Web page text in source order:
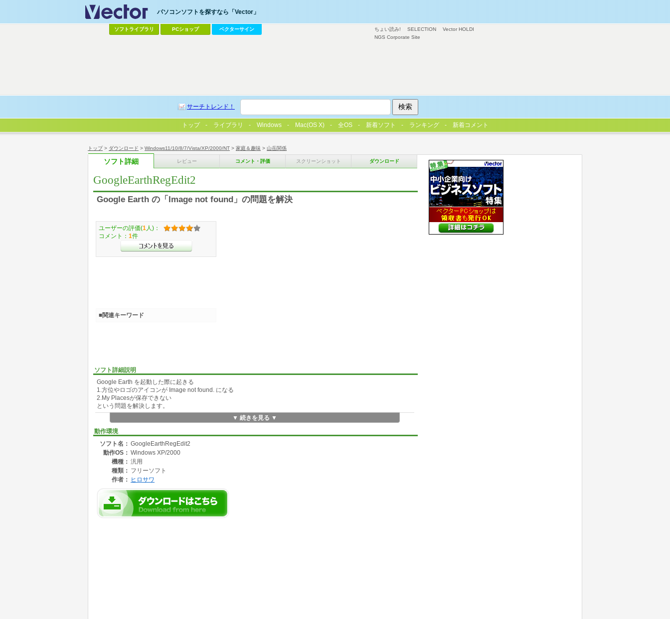
トップ> ダウンロード > Windows11/10/8/7/Vista/XP/2000/NT > 家庭＆趣味 > 山岳関係
ソフト詳細 レビュー コメント・評価 スクリーンショット ダウンロード
GoogleEarthRegEdit2
Google Earth の「Image not found」の問題を解決
ソフト詳細説明
Google Earth を起動した際に起きる
1.方位やロゴのアイコンが Image not found. になる
2.My Placesが保存できない
という問題を解決します。
▼ 続きを見る ▼
動作環境
ソフト名： GoogleEarthRegEdit2
動作OS： Windows XP/2000
機種： 汎用
種類： フリーソフト
作者：
ヒロサワ
ユーザーの評価(1 人)：
コメント： 1件
■関連キーワード
ちょい読み! SELECTION
Vector HOLDI
NGS Corporate Site
パソコンソフトを探すなら「Vector」
ソフトライブラリ PCショップ ベクターサイン
サーチトレンド！
トップ ライブラリ Windows Mac(OS X) 全OS 新着ソフト ランキング 新着コメント